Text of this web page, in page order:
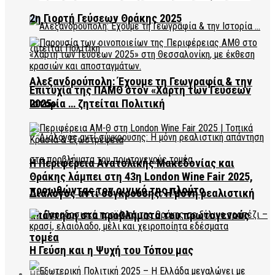
Αλεξανδρούπολη: Έχουμε τη Γεωγραφία & την
Ιστορία … ζητείται Πολιτική
Διάλογος αντί σύγκρουσης: Η μόνη ρεαλιστική
απάντηση στα προβλήματα του πρωτογενούς
τομέα
2η Γιορτή Γεύσεων Θράκης 2025
Επιτυχία της ΠΑΜΘ στον «Χάρτη των Γεύσεων
2025»
Η Περιφέρεια Ανατολικής Μακεδονίας και
Θράκης λάμπει στη 43η London Wine Fair 2025,
προωθώντας τον οινικό της πλούτο
Η Γεύση και η Ψυχή του Τόπου μας